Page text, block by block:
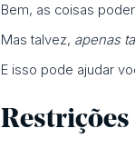
Bem, as coisas
Mas talvez, apenas
E isso pode ajudar